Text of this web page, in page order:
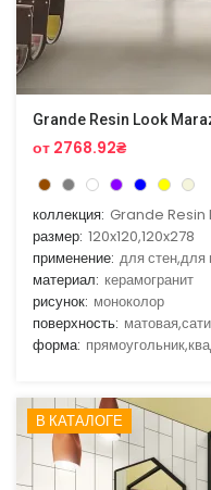
Grande Resin Look
от 2768.92₴
коллекция: Grande Resin
размер: 120x120,120x278
применение: для стен,для
материал: керамогранит
рисунок: моноколор
поверхность:
форма:
В КАТАЛОГЕ